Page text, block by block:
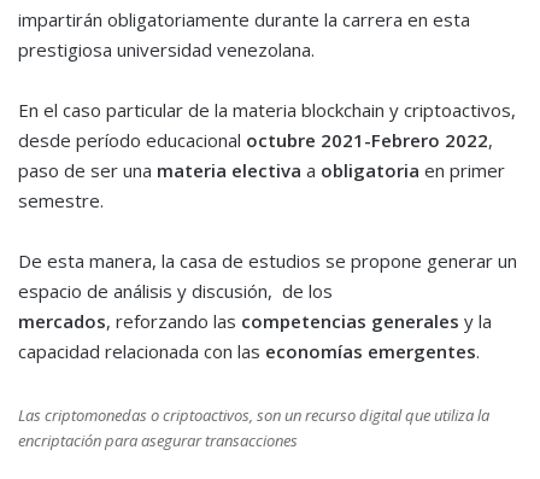
impartirán obligatoriamente durante la carrera en esta
prestigiosa universidad venezolana.
En el caso particular de la materia blockchain y criptoactivos,
desde período educacional octubre 2021-Febrero 2022,
paso de ser una materia electiva a obligatoria en primer
semestre.
De esta manera, la casa de estudios se propone generar un
espacio de análisis y discusión, de los
mercados, reforzando las competencias generales y la
capacidad relacionada con las economías emergentes.
Las criptomonedas o criptoactivos, son un recurso digital que utiliza la
encriptación para asegurar transacciones